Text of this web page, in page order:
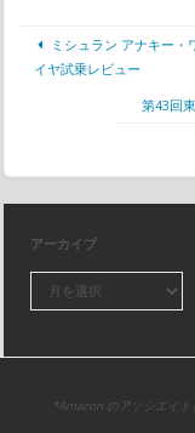
ミシュラン アナキー・
イヤ試乗レビュー
第43回
アーカイブ
*Amazon のアソシエイ